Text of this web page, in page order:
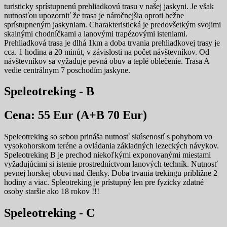
turisticky sprístupnenú prehliadkovú trasu v našej jaskyni. Je však
nutnosťou upozorniť že trasa je náročnejšia oproti bežne
sprístupneným jaskyniam. Charakteristická je predovšetkým svojimi
skalnými chodníčkami a lanovými trapézovými isteniami.
Prehliadková trasa je dlhá 1km a doba trvania prehliadkovej trasy je
cca. 1 hodina a 20 minút, v závislosti na počet návštevníkov. Od
návštevníkov sa vyžaduje pevná obuv a teplé oblečenie. Trasa A
vedie centrálnym 7 poschodím jaskyne.
Speleotreking - B
Cena: 55 Eur (A+B 70 Eur)
Speleotreking so sebou prináša nutnosť skúseností s pohybom vo
vysokohorskom teréne a ovládania základných lezeckých návykov.
Speleotreking B je prechod niekoľkými exponovanými miestami
vyžadujúcimi si istenie prostredníctvom lanových techník. Nutnosť
pevnej horskej obuvi nad členky. Doba trvania trekingu približne 2
hodiny a viac. Spleotreking je prístupný len pre fyzicky zdatné
osoby staršie ako 18 rokov !!!
Speleotreking - C